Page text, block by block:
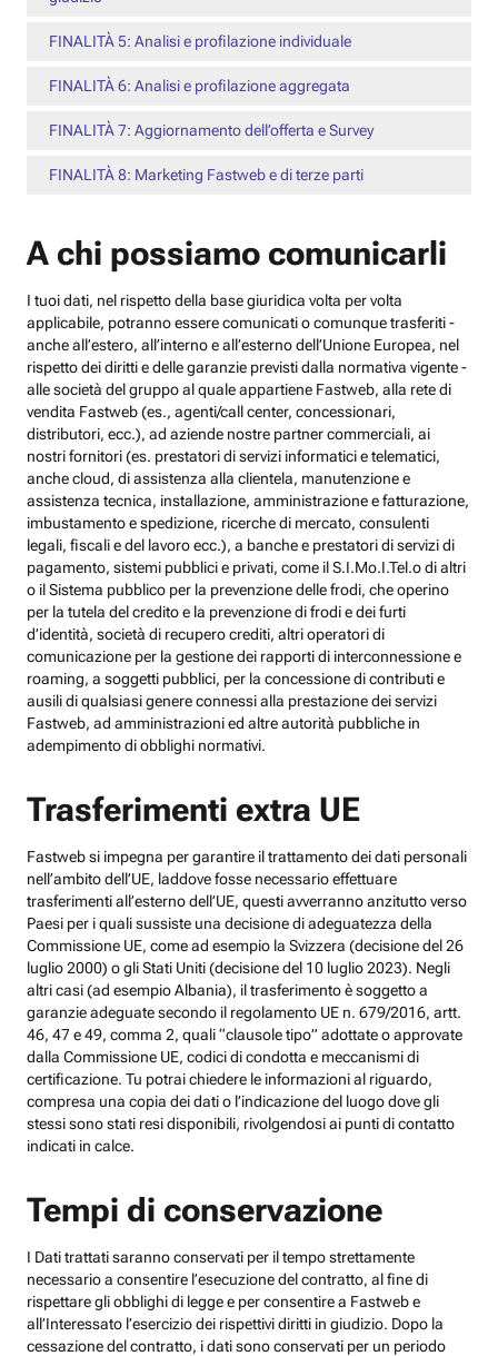
FINALITÀ 5: Analisi e profilazione individuale
FINALITÀ 6: Analisi e profilazione aggregata
FINALITÀ 7: Aggiornamento dell’offerta e Survey
FINALITÀ 8: Marketing Fastweb e di terze parti
A chi possiamo comunicarli
I tuoi dati, nel rispetto della base giuridica volta per volta
applicabile, potranno essere comunicati o comunque trasferiti -
anche all’estero, all’interno e all’esterno dell’Unione Europea, nel
rispetto dei diritti e delle garanzie previsti dalla normativa vigente -
alle società del gruppo al quale appartiene Fastweb, alla rete di
vendita Fastweb (es., agenti/call center, concessionari,
distributori, ecc.), ad aziende nostre partner commerciali, ai
nostri fornitori (es. prestatori di servizi informatici e telematici,
anche cloud, di assistenza alla clientela, manutenzione e
assistenza tecnica, installazione, amministrazione e fatturazione,
imbustamento e spedizione, ricerche di mercato, consulenti
legali, fiscali e del lavoro ecc.), a banche e prestatori di servizi di
pagamento, sistemi pubblici e privati, come il S.I.Mo.I.Tel.o di altri
o il Sistema pubblico per la prevenzione delle frodi, che operino
per la tutela del credito e la prevenzione di frodi e dei furti
d’identità, società di recupero crediti, altri operatori di
comunicazione per la gestione dei rapporti di interconnessione e
roaming, a soggetti pubblici, per la concessione di contributi e
ausili di qualsiasi genere connessi alla prestazione dei servizi
Fastweb, ad amministrazioni ed altre autorità pubbliche in
adempimento di obblighi normativi.
Trasferimenti extra UE
Fastweb si impegna per garantire il trattamento dei dati personali
nell’ambito dell’UE, laddove fosse necessario effettuare
trasferimenti all’esterno dell’UE, questi avverranno anzitutto verso
Paesi per i quali sussiste una decisione di adeguatezza della
Commissione UE, come ad esempio la Svizzera (decisione del 26
luglio 2000) o gli Stati Uniti (decisione del 10 luglio 2023). Negli
altri casi (ad esempio Albania), il trasferimento è soggetto a
garanzie adeguate secondo il regolamento UE n. 679/2016, artt.
46, 47 e 49, comma 2, quali “clausole tipo” adottate o approvate
dalla Commissione UE, codici di condotta e meccanismi di
certificazione. Tu potrai chiedere le informazioni al riguardo,
compresa una copia dei dati o l’indicazione del luogo dove gli
stessi sono stati resi disponibili, rivolgendosi ai punti di contatto
indicati in calce.
Tempi di conservazione
I Dati trattati saranno conservati per il tempo strettamente
necessario a consentire l’esecuzione del contratto, al fine di
rispettare gli obblighi di legge e per consentire a Fastweb e
all’Interessato l’esercizio dei rispettivi diritti in giudizio. Dopo la
cessazione del contratto, i dati sono conservati per un periodo